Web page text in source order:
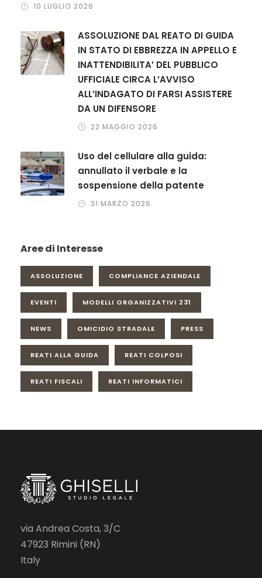
10 LUGLIO 2026
ASSOLUZIONE DAL REATO DI GUIDA
IN STATO DI EBBREZZA IN APPELLO E
INATTENDIBILITA’ DEL PUBBLICO
UFFICIALE CIRCA L’AVVISO
ALL’INDAGATO DI FARSI ASSISTERE
DA UN DIFENSORE
22 MAGGIO 2026
Uso del cellulare alla guida:
annullato il verbale e la
sospensione della patente
31 MARZO 2026
Aree di Interesse
ASSOLUZIONE COMPLIANCE AZIENDALE
EVENTI MODELLI ORGANIZZATIVI 231
NEWS OMICIDIO STRADALE PRESS
REATI ALLA GUIDA REATI COLPOSI
REATI FISCALI REATI INFORMATICI
via Andrea Costa, 3/C
47923 Rimini (RN)
Italy